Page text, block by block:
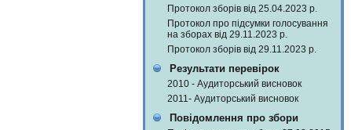
Протокол зборів від 25.04.2023 р.
Протокол про підсумки голосування
на зборах від 29.11.2023 р.
Протокол зборів від 29.11.2023 р.
Результати перевірок
2010 - Аудиторський висновок
2011- Аудиторський висновок
Повідомлення про збори